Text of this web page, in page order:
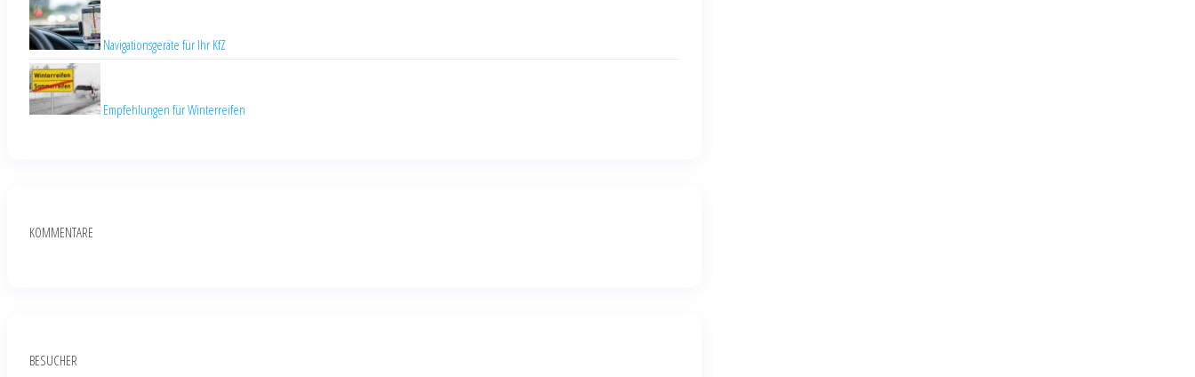
Navigationsgeräte für Ihr KfZ
Empfehlungen für Winterreifen
KOMMENTARE
BESUCHER